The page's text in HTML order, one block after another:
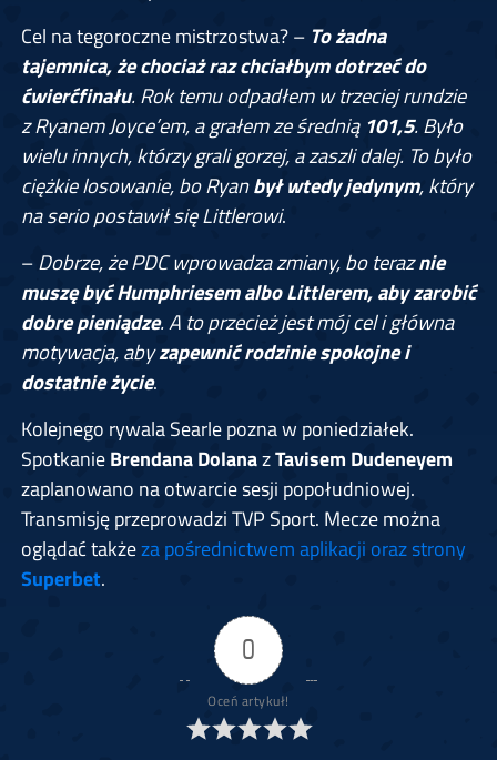
Cel na tegoroczne mistrzostwa? – To żadna
tajemnica, że chociaż raz chciałbym dotrzeć do
ćwierćfinału. Rok temu odpadłem w trzeciej rundzie
z Ryanem Joyce’em, a grałem ze średnią 101,5. Było
wielu innych, którzy grali gorzej, a zaszli dalej. To było
ciężkie losowanie, bo Ryanbył wtedy jedynym, który
na serio postawił się Littlerowi.
–Dobrze, że PDC wprowadza zmiany, bo teraznie
muszę być Humphriesem albo Littlerem, aby zarobić
dobre pieniądze. A to przecież jest mój cel i główna
motywacja, abyzapewnić rodzinie spokojne i
dostatnie życie.
Kolejnego rywala Searle pozna w poniedziałek.
SpotkanieBrendana DolanazTavisem Dudeneyem
zaplanowano na otwarcie sesji popołudniowej.
Transmisję przeprowadzi TVP Sport. Mecze można
oglądać takżeza pośrednictwem aplikacji oraz strony
Superbet.
0
Oceń artykuł!